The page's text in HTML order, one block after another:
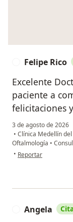
Felipe Rico
Excelente
paciente a
felicitaciones
3 de agosto de 2026
• Clínica Medellín
Oftalmología •
• en opinión del
Reportar
Angela